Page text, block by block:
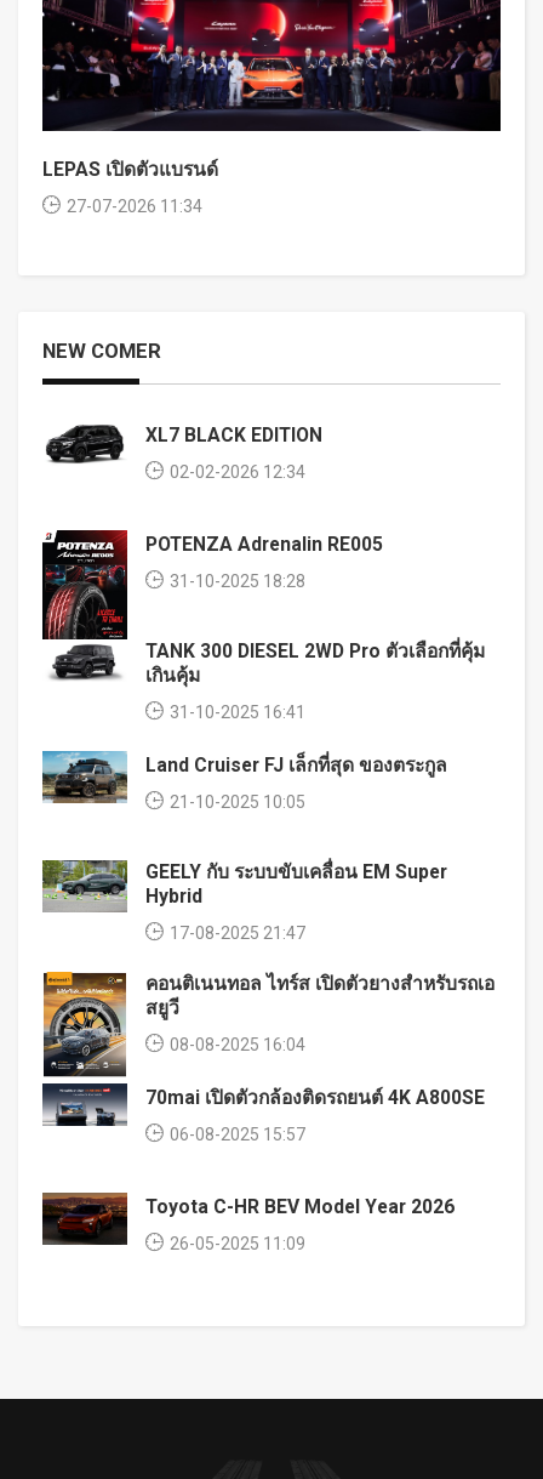
LEPAS เปิดตัวแบรนด์
27-07-2026 11:34
NEW COMER
XL7 BLACK EDITION
02-02-2026 12:34
POTENZA Adrenalin RE005
31-10-2025 18:28
TANK 300 DIESEL 2WD Pro ตัวเลือกที่คุ้ม
เกินคุ้ม
31-10-2025 16:41
Land Cruiser FJ เล็กที่สุด ของตระกูล
21-10-2025 10:05
GEELY กับ ระบบขับเคลื่อน EM Super
Hybrid
17-08-2025 21:47
คอนติเนนทอล ไทร์ส เปิดตัวยางสำหรับรถเอ
สยูวี
08-08-2025 16:04
70mai เปิดตัวกล้องติดรถยนต์ 4K A800SE
06-08-2025 15:57
Toyota C-HR BEV Model Year 2026
26-05-2025 11:09